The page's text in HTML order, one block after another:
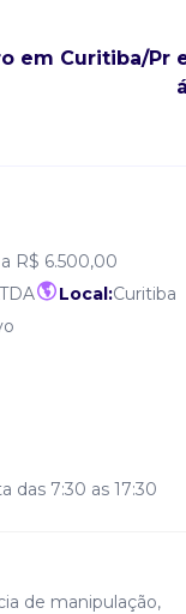
em Curitiba/Pr
R$ 6.500,00
Local:Curitiba
das 7:30 as 17:30
de manipulação,